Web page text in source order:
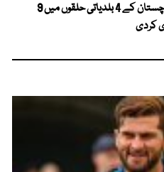
الیکشن کمیشن نے بلوچستان کے 4 بلدیاتی حلقوں میں 9
کردی